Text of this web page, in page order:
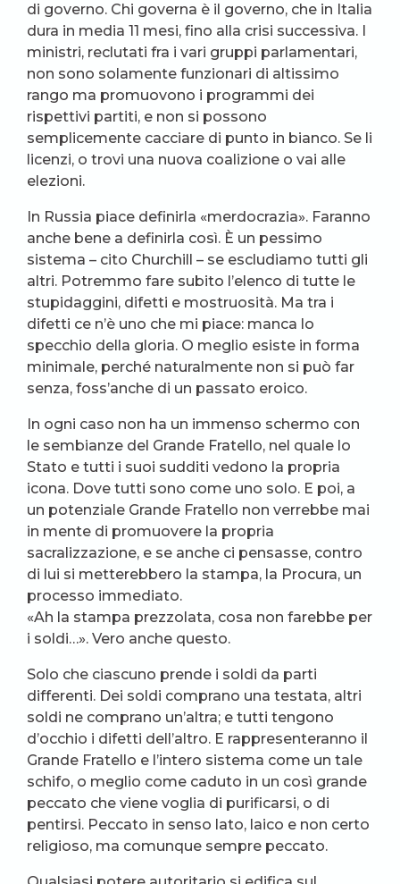
di governo. Chi governa è il governo, che in Italia
dura in media 11 mesi, fino alla crisi successiva. I
ministri, reclutati fra i vari gruppi parlamentari,
non sono solamente funzionari di altissimo
rango ma promuovono i programmi dei
rispettivi partiti, e non si possono
semplicemente cacciare di punto in bianco. Se li
licenzi, o trovi una nuova coalizione o vai alle
elezioni.
In Russia piace definirla «merdocrazia». Faranno
anche bene a definirla così. È un pessimo
sistema – cito Churchill – se escludiamo tutti gli
altri. Potremmo fare subito l’elenco di tutte le
stupidaggini, difetti e mostruosità. Ma tra i
difetti ce n’è uno che mi piace: manca lo
specchio della gloria. O meglio esiste in forma
minimale, perché naturalmente non si può far
senza, foss’anche di un passato eroico.
In ogni caso non ha un immenso schermo con
le sembianze del Grande Fratello, nel quale lo
Stato e tutti i suoi sudditi vedono la propria
icona. Dove tutti sono come uno solo. E poi, a
un potenziale Grande Fratello non verrebbe mai
in mente di promuovere la propria
sacralizzazione, e se anche ci pensasse, contro
di lui si metterebbero la stampa, la Procura, un
processo immediato.
«Ah la stampa prezzolata, cosa non farebbe per
i soldi…». Vero anche questo.
Solo che ciascuno prende i soldi da parti
differenti. Dei soldi comprano una testata, altri
soldi ne comprano un’altra; e tutti tengono
d’occhio i difetti dell’altro. E rappresenteranno il
Grande Fratello e l’intero sistema come un tale
schifo, o meglio come caduto in un così grande
peccato che viene voglia di purificarsi, o di
pentirsi. Peccato in senso lato, laico e non certo
religioso, ma comunque sempre peccato.